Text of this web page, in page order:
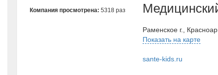
Компания просмотрена: 5318 раз
Раменское г.,
Показать на карте
sante-kids.ru